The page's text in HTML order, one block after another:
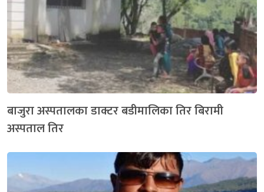
बाजुरा अस्पतालका डाक्टर बडीमालिका तिर बिरामी
अस्पताल तिर